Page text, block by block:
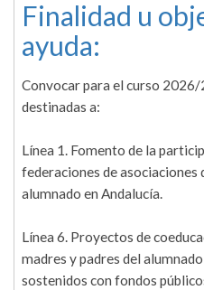
Finalidad u
ayuda:
Convocar para el curso
destinadas a:
Línea 1. Fomento de la
federaciones de asociaciones
alumnado en Andalucía.
Línea 6. Proyectos de
madres y padres del
sostenidos con fondos